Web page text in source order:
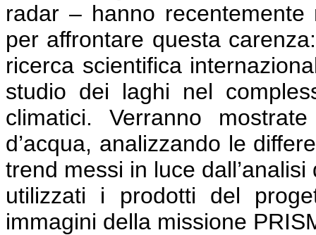
radar – hanno
per affrontare questa
ricerca scientifica
studio dei laghi nel
climatici. Verranno
d’acqua, analizzando le
trend messi in luce
utilizzati i prodotti del
immagini della missione